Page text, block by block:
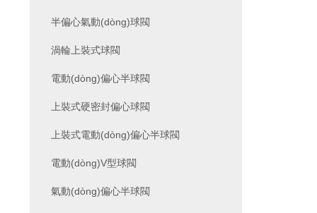
半偏心氣動(dòng)球閥
渦輪上裝式球閥
電動(dòng)偏心半球閥
上裝式硬密封偏心球閥
上裝式電動(dòng)偏心半球閥
電動(dòng)V型球閥
氣動(dòng)偏心半球閥